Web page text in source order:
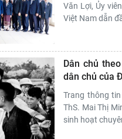
Văn Lợi, Ủy
Việt Nam dẫn
Dân chủ
dân chủ của
Trang thông
ThS. Mai Thị
sinh hoạt